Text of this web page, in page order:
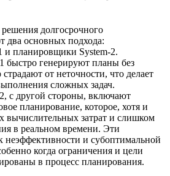
долгосрочного
два основных подхода:
и планировщики System-2.
быстро генерируют планы без
от неточности, что делает
сложных задач.
с другой стороны, включают
планирование, которое, хотя и
вычислительных затрат и слишком
в реальном времени. Эти
неэффективности и субоптимальной
когда ограничения и цели
в процесс планирования.